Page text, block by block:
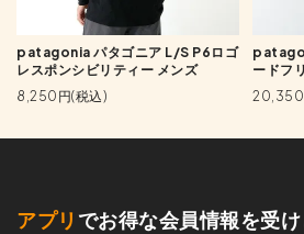
patagonia パタゴニア L/S P6ロゴ
レスポンシビリティー メンズ
8,250円(税込)
ードフ
20,350
アプリ でお得な会員情報を受